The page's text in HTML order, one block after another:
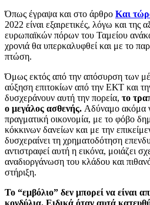
Όπως έγραψα και στο άρθρο Και
2022 είναι εξαιρετικές, λόγω και της
ευρωπαϊκών πόρων του Ταμείου
χρονιά θα υπερκαλυφθεί και με το
πτώση.
Όμως εκτός από την απόσυρση των
αύξηση επιτοκίων από την ΕΚΤ και
δυσχεράνουν αυτή την πορεία, το
ο μεγάλος ασθενής. Αδύναμο ακόμα
πραγματική οικονομία, με το φόβο
κόκκινων δανείων και με την
δυσχεραίνει τη χρηματοδότηση
αντιστραφεί αυτή η εικόνα, μοιάζει
αναδιοργάνωση του κλάδου και
στήριξη.
Το “εμβόλιο” δεν μπορεί να είναι